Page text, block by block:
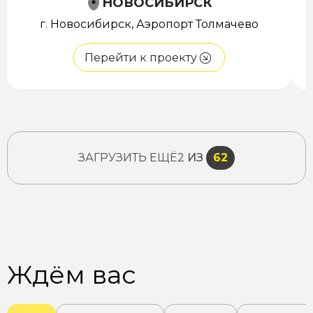
г. Новосибирск, Аэропорт Толмачево
Перейти к проекту
ЗАГРУЗИТЬ ЕЩЁ2 ИЗ 62
Ждём вас